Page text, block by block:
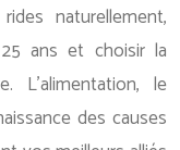
naturellement,
ans et choisir la
L’alimentation, le
des causes